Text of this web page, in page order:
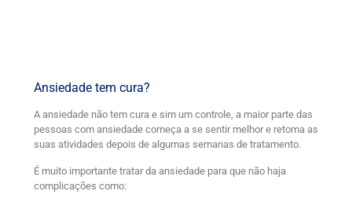
Ansiedade tem cura?
A ansiedade não tem cura e sim um controle, a maior parte das
pessoas com ansiedade começa a se sentir melhor e retoma as
suas atividades depois de algumas semanas de tratamento.
É muito importante tratar da ansiedade para que não haja
complicações como: